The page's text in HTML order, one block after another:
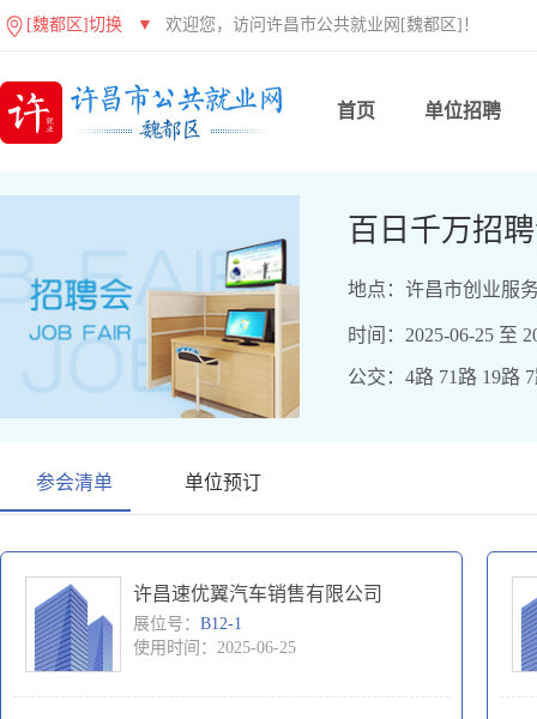
[魏都区]切换 ▼ 欢迎您，访问许昌市公共就业网[魏都区]！
首页 单位招聘
百日千万招
地点：许昌市创业服
时间：2025-06-25 至
公交：4路 71路 19路
参会清单 单位预订
许昌速优翼汽车销售有限公司
展位号： B12-1
使用时间：2025-06-25